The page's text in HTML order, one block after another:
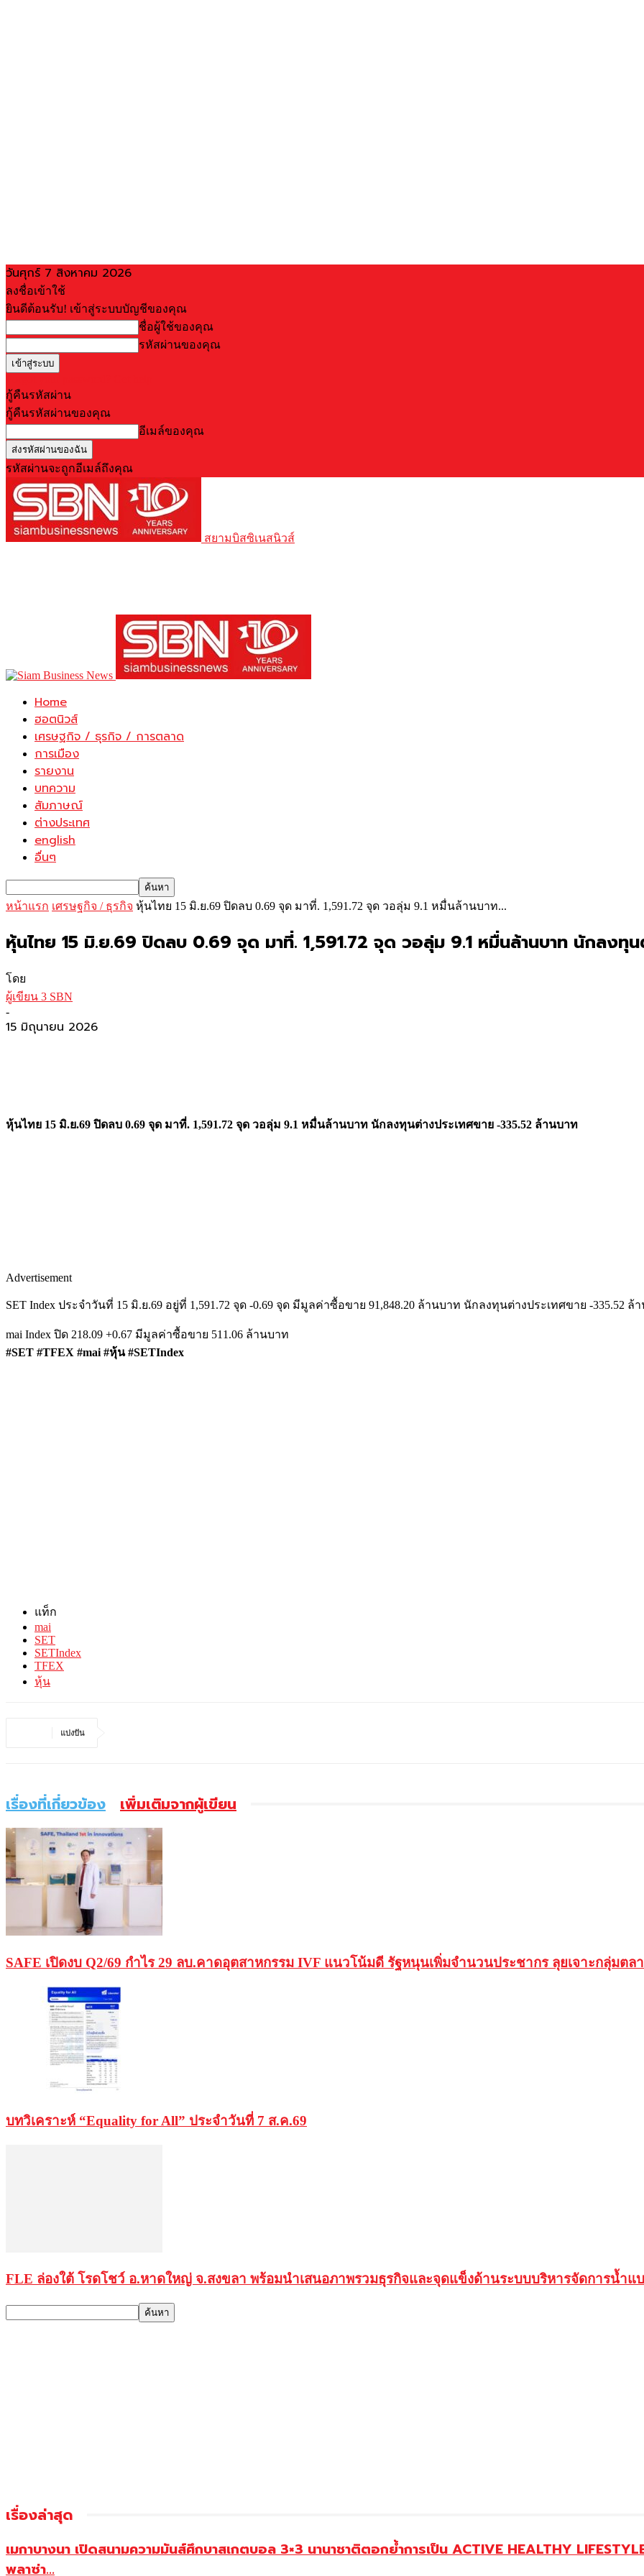
วันศุกร์ 7 สิงหาคม 2026
ลงชื่อเข้าใช้
ยินดีต้อนรับ! เข้าสู่ระบบบัญชีของคุณ
ชื่อผู้ใช้ของคุณ
รหัสผ่านของคุณ
กู้คืนรหัสผ่าน
กู้คืนรหัสผ่านของคุณ
อีเมล์ของคุณ
รหัสผ่านจะถูกอีเมล์ถึงคุณ
สยามบิสซิเนสนิวส์
Home
ฮอตนิวส์
เศรษฐกิจ / ธุรกิจ / การตลาด
การเมือง
รายงาน
บทความ
สัมภาษณ์
ต่างประเทศ
english
อื่นๆ
หน้าแรก เศรษฐกิจ / ธุรกิจ หุ้นไทย 15 มิ.ย.69 ปิดลบ 0.69 จุด มาที่. 1,591.72 จุด วอลุ่ม 9.1 หมื่นล้านบาท...
หุ้นไทย 15 มิ.ย.69 ปิดลบ 0.69 จุด มาที่. 1,591.72 จุด วอลุ่ม 9.1 หมื่นล้านบาท นักลงทุน
โดย
ผู้เขียน 3 SBN
-
15 มิถุนายน 2026
หุ้นไทย 15 มิ.ย.69 ปิดลบ 0.69 จุด มาที่. 1,591.72 จุด วอลุ่ม 9.1 หมื่นล้านบาท นักลงทุนต่างประเทศขาย -335.52 ล้านบาท
Advertisement
SET Index ประจำวันที่ 15 มิ.ย.69 อยู่ที่ 1,591.72 จุด -0.69 จุด มีมูลค่าซื้อขาย 91,848.20 ล้านบาท นักลงทุนต่างประเทศขาย -335.52 ล้
mai Index ปิด 218.09 +0.67 มีมูลค่าซื้อขาย 511.06 ล้านบาท
#SET #TFEX #mai #หุ้น #SETIndex
แท็ก
mai
SET
SETIndex
TFEX
หุ้น
แบ่งปัน
เรื่องที่เกี่ยวข้อง เพิ่มเติมจากผู้เขียน
SAFE เปิดงบ Q2/69 กำไร 29 ลบ.คาดอุตสาหกรรม IVF แนวโน้มดี รัฐหนุนเพิ่มจำนวนประชากร ลุยเจาะกลุ่มตล
บทวิเคราะห์ “Equality for All” ประจำวันที่ 7 ส.ค.69
FLE ล่องใต้ โรดโชว์ อ.หาดใหญ่ จ.สงขลา พร้อมนำเสนอภาพรวมธุรกิจและจุดแข็งด้านระบบบริหารจัดการน้ำ
เรื่องล่าสุด
เมกาบางนา เปิดสนามความมันส์ศึกบาสเกตบอล 3×3 นานาชาติตอกย้ำการเป็น ACTIVE HEALTHY
พลาซ่า...